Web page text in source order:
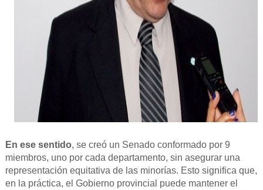
En ese sentido, se creó un Senado conformado por 9
miembros, uno por cada departamento, sin asegurar una
representación equitativa de las minorías. Esto significa que,
en la práctica, el Gobierno provincial puede mantener el